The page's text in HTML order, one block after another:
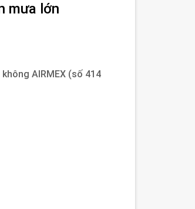
mưa lớn
AIRMEX (số 414